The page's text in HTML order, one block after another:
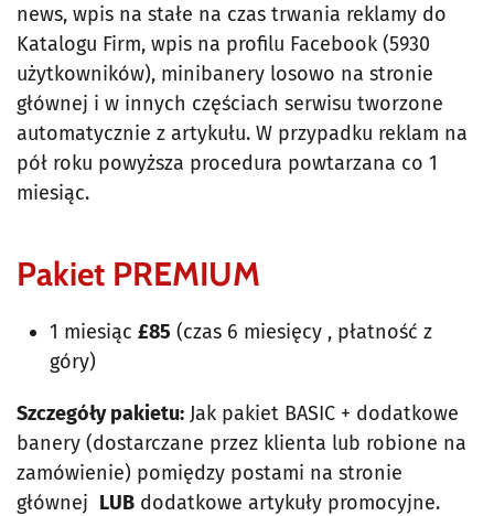
news, wpis na stałe na czas trwania reklamy do
Katalogu Firm, wpis na profilu Facebook (5930
użytkowników), minibanery losowo na stronie
głównej i w innych częściach serwisu tworzone
automatycznie z artykułu. W przypadku reklam na
pół roku powyższa procedura powtarzana co 1
miesiąc.
Pakiet PREMIUM
1 miesiąc £85 (czas 6 miesięcy , płatność z
góry)
Szczegóły pakietu: Jak pakiet BASIC + dodatkowe
banery (dostarczane przez klienta lub robione na
zamówienie) pomiędzy postami na stronie
głównej LUB dodatkowe artykuły promocyjne.